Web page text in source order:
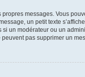
messages. Vous
un petit texte
un modérateur ou un
pas supprimer un